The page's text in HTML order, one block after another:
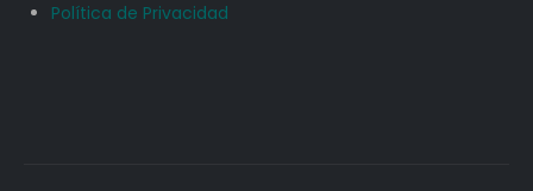
Política de Privacidad